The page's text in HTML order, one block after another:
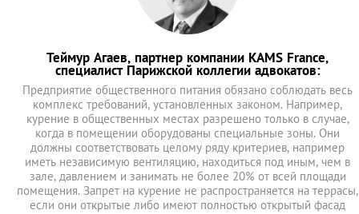
Теймур Агаев, партнер компании KAMS France,
специалист Парижской коллегии адвокатов:
Предприятие общественного питания обязано соблюдать весь
комплекс требований, установленных законом. Например,
курение в общественных местах разрешено только в случае,
когда в помещении оборудованы специальные зоны. Они
должны соответствовать целому ряду критериев, например
иметь независимую вентиляцию, находиться под иным, чем в
зале, давлением и занимать не более 20% от всей площади
помещения. Запрет на курение не распространяется на террасы,
если они открытые либо имеют полностью открытый фасад